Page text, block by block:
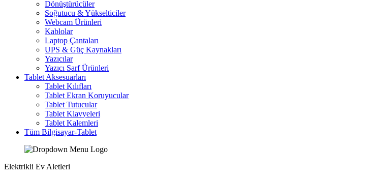
Dönüştürücüler
Soğutucu & Yükselticiler
Webcam Ürünleri
Kablolar
Laptop Çantaları
UPS & Güç Kaynakları
Yazıcılar
Yazıcı Sarf Ürünleri
Tablet Aksesuarları
Tablet Kılıfları
Tablet Ekran Koruyucular
Tablet Tutucular
Tablet Klavyeleri
Tablet Kalemleri
Tüm Bilgisayar-Tablet
Elektrikli Ev Aletleri